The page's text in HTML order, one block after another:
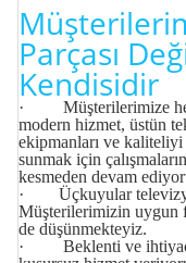
Parçası
Kendisidir
· Müşterilerimize
modern hizmet, üstün
ekipmanları ve kaliteliyi
sunmak için
kesmeden devam
· Üçkuyular
Müşterilerimizin uygun
de düşünmekteyiz.
· Beklenti ve